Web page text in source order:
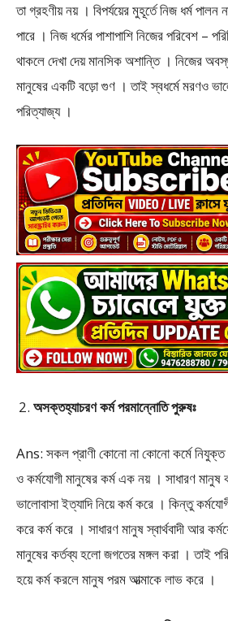
তা গ্রহণীয় নয় । বিপর্যয়ের মুহূর্তে নিজ ধর্ম পালন
পারে । নিজ ধর্মের পাশাপাশি নিজের পরিবেশ –
থাকলে দেখা দেয় মানসিক অশান্তি । নিজের
মানুষের একটি বড়ো গুণ । তাই স্বধর্মে মরণও
পরিত্যাজ্য ।
অসক্তহ্যাচরণ কর্ম পরমান্নোতি পুরুষঃ
Ans: সকল প্রাণী কোনো না কোনো কর্মে নিযুক্ত
ও কর্মযোগী মানুষের কর্ম এক নয় । সাধারণ মানুষ
ভালোবাসা ইত্যাদি নিয়ে কর্ম করে । কিন্তু
করে কর্ম করে । সাধারণ মানুষ স্বার্থবাদী আর
মানুষের কর্তব্য হলো জগতের মঙ্গল করা । তাই
হয়ে কর্ম করলে মানুষ পরম আত্মাকে লাভ করে ।